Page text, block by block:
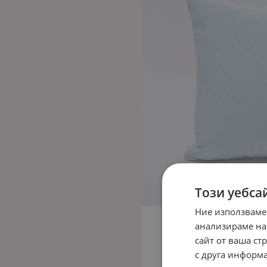
Този
Ние
анализираме
сайт от ваша
с друга